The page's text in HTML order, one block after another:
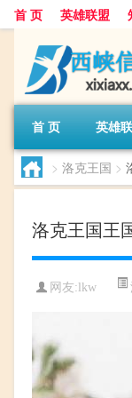
首 页 英雄联盟
首 页 英雄
> 洛克王国 >
洛克王国王
网友: lkw